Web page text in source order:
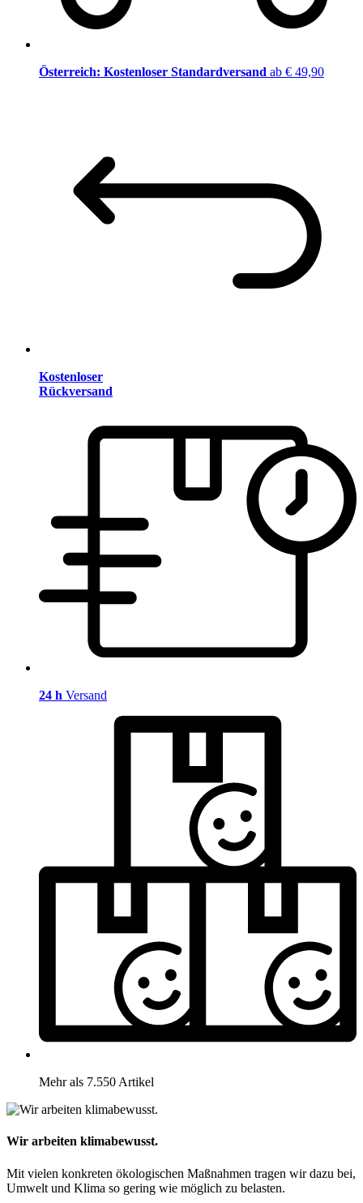
Österreich: Kostenloser Standardversand ab € 49,90
Kostenloser
Rückversand
24 h Versand
Mehr als 7.550 Artikel
Wir arbeiten klimabewusst.
Mit vielen konkreten ökologischen Maßnahmen tragen wir dazu bei,
Umwelt und Klima so gering wie möglich zu belasten.